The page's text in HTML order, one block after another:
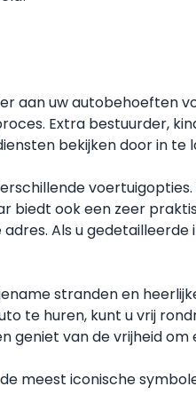
aan uw autobehoeften
Extra bestuurder,
bekijken door in
voertuigopties.
biedt ook een zeer
Als u
stranden en
te huren, kunt u vrij
van de vrijheid
meest iconische